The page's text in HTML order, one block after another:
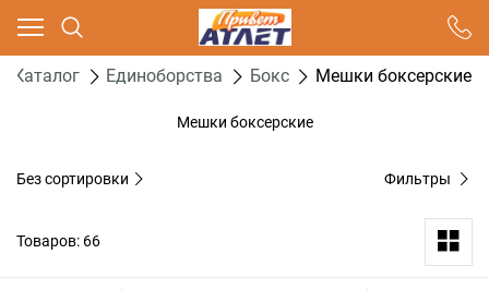
Каталог Единоборства Бокс Мешки боксерские
Мешки боксерские
Без сортировки Фильтры
Товаров: 66
Ваш город - Москва,
угадали?
ДА НЕТ